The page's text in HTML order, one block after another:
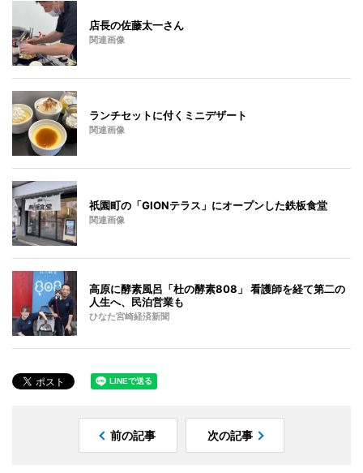
店長の佐藤太一さん
関連画像
ランチセットに付くミニデザート
関連画像
祇園町の「GIONテラス」にオープンした鉄板食堂
関連画像
高原に酵素風呂「杜の酵素808」 看護師を経て第二の
人生へ、民泊営業も
ひなた宮崎経済新聞
前の記事 次の記事